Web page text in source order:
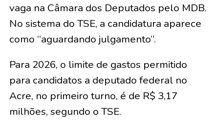
vaga na Câmara dos Deputados pelo MDB.
No sistema do TSE, a candidatura aparece
como “aguardando julgamento”.
Para 2026, o limite de gastos permitido
para candidatos a deputado federal no
Acre, no primeiro turno, é de R$ 3,17
milhões, segundo o TSE.